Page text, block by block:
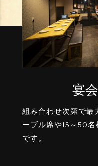
宴
組み合わせ次第で最
ーブル席や15～50
です。